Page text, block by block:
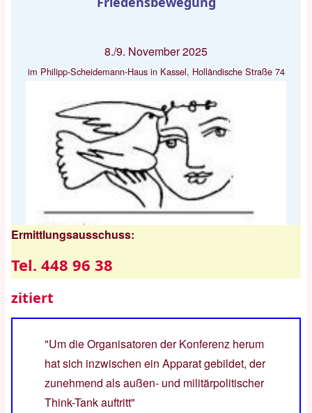
8./9. November 2025
im Philipp-Scheidemann-Haus in Kassel, Holländische Straße 74
Ermittlungsausschuss:
Tel. 448 96 38
zitiert
"Um die Organisatoren der Konferenz herum
hat sich inzwischen ein Apparat gebildet, der
zunehmend als außen- und militärpolitischer
Think-Tank auftritt"